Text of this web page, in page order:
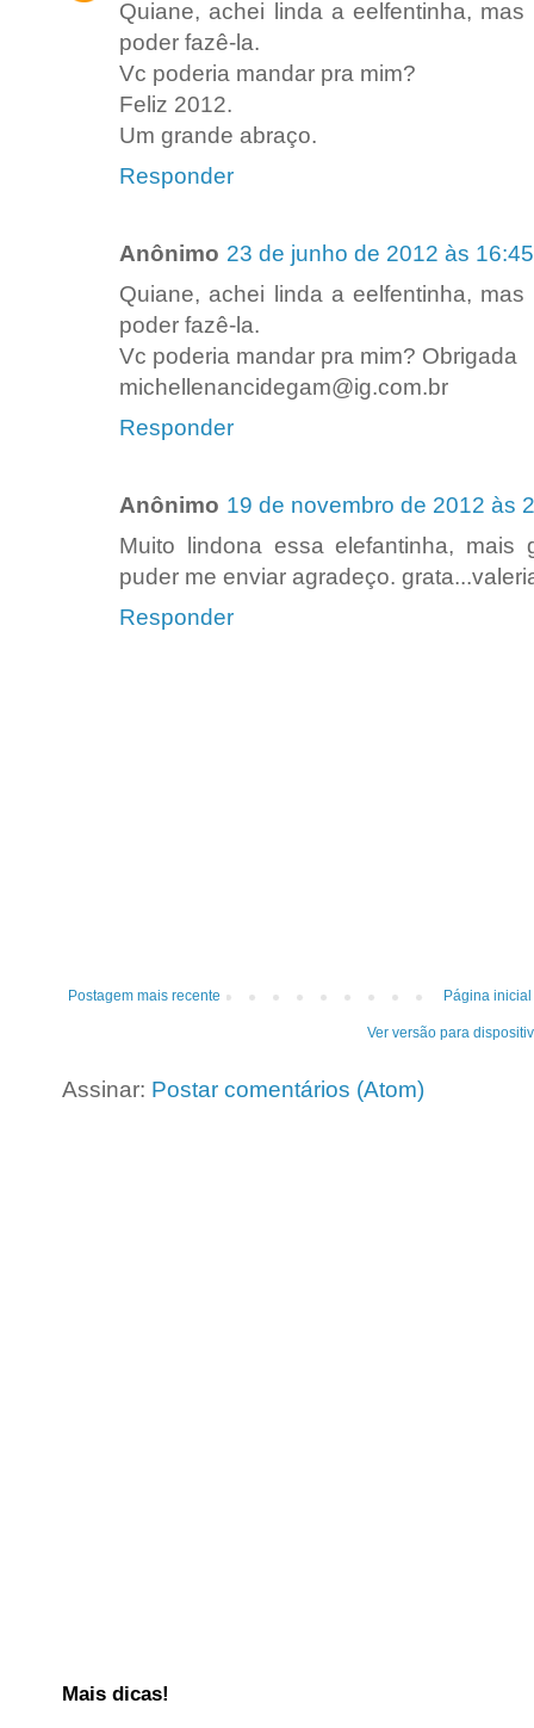
Quiane, achei linda a eelfentinha,
poder fazê-la.
Vc poderia mandar pra mim?
Feliz 2012.
Um grande abraço.
Responder
Anônimo 23 de junho de 2012 às 16:45
Quiane, achei linda a eelfentinha,
poder fazê-la.
Vc poderia mandar pra mim? Obrigada
michellenancidegam@ig.com.br
Responder
Anônimo 19 de novembro de 2012 às
Muito lindona essa elefantinha,
puder me enviar agradeço.
Responder
Postagem mais recente Página inicial
Ver versão para
Assinar: Postar comentários (Atom)
Mais dicas!